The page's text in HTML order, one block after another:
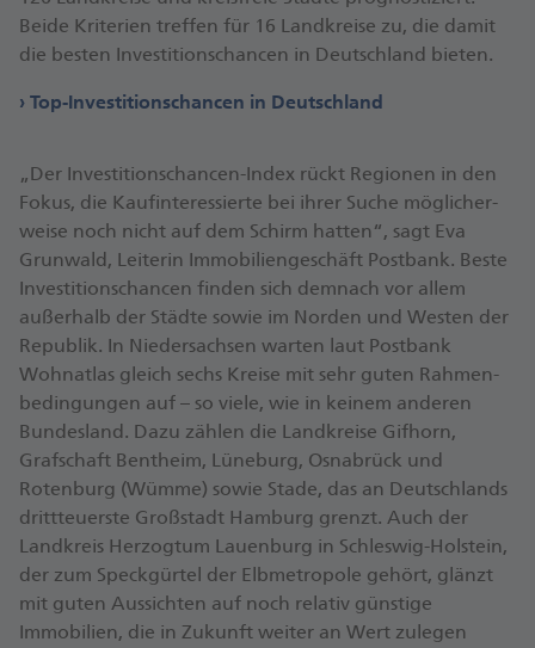
Beide Kriterien treffen für 16 Land­kreise zu, die damit
die besten Investitions­chancen in Deutschland bieten.
Top-Investitionschancen in Deutschland
„Der Investitions­chancen-Index rückt Regionen in den
Fokus, die Kauf­interessierte bei ihrer Suche möglicher­
weise noch nicht auf dem Schirm hatten“, sagt Eva
Grunwald, Leiterin Immobilien­geschäft Postbank. Beste
Investitions­chancen finden sich demnach vor allem
außerhalb der Städte sowie im Norden und Westen der
Republik. In Nieder­sachsen warten laut Postbank
Wohnatlas gleich sechs Kreise mit sehr guten Rahmen­
bedingungen auf – so viele, wie in keinem anderen
Bundes­land. Dazu zählen die Landkreise Gifhorn,
Grafschaft Bentheim, Lüneburg, Osnabrück und
Rotenburg (Wümme) sowie Stade, das an Deutschlands
drittteuerste Großstadt Hamburg grenzt. Auch der
Landkreis Herzogtum Lauenburg in Schleswig-Holstein,
der zum Speck­gürtel der Elb­metropole gehört, glänzt
mit guten Aussichten auf noch relativ günstige
Immobilien, die in Zukunft weiter an Wert zulegen